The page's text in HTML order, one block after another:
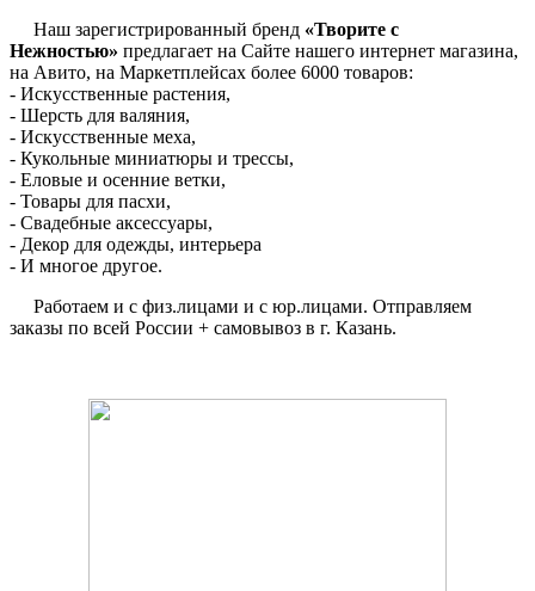
Наш зарегистрированный бренд «Творите с
Нежностью» предлагает на Сайте нашего интернет магазина,
на Авито, на Маркетплейсах более 6000 товаров:
- Искусственные растения,
- Шерсть для валяния,
- Искусственные меха,
- Кукольные миниатюры и трессы,
- Еловые и осенние ветки,
- Товары для пасхи,
- Свадебные аксессуары,
- Декор для одежды, интерьера
- И многое другое.
Работаем и с физ.лицами и с юр.лицами. Отправляем
заказы по всей России + самовывоз в г. Казань.